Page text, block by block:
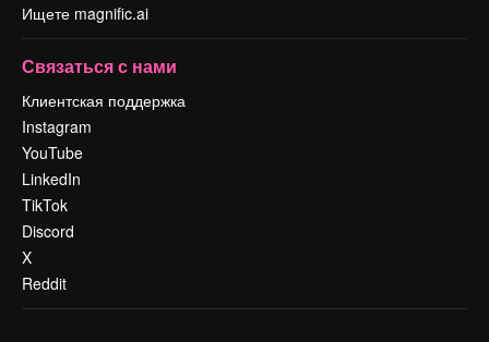
Ищете magnific.ai
Связаться с нами
Клиентская поддержка
Instagram
YouTube
LinkedIn
TikTok
Discord
X
Reddit